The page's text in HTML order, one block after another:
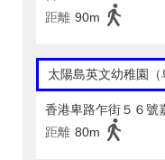
距離 90m
太陽島英文幼稚園（
香港卑路乍街５６號
距離 80m